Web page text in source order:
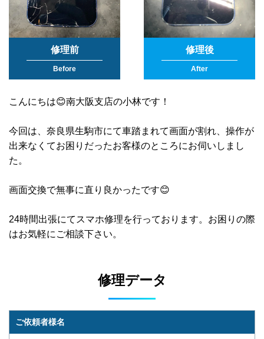
修理前
Before
修理後
After
こんにちは😊南大阪支店の小林です！
今回は、奈良県生駒市にて車踏まれて画面が割れ、操作が
出来なくてお困りだったお客様のところにお伺いしまし
た。
画面交換で無事に直り良かったです😊
24時間出張にてスマホ修理を行っております。お困りの際
はお気軽にご相談下さい。
修理データ
ご依頼者様名